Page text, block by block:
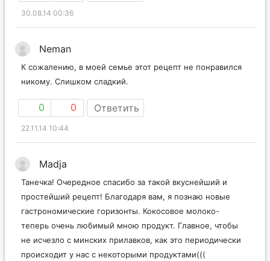
30.08.14 00:36
Neman
К сожалению, в моей семье этот рецепт не понравился
никому. Слишком сладкий.
0 0 Ответить
22.11.14 10:44
Madja
Танечка! Очередное спасибо за такой вкуснейший и
простейший рецепт! Благодаря вам, я познаю новые
гастрономические горизонты. Кокосовое молоко-
теперь очень любимый мною продукт. Главное, чтобы
не исчезло с минских прилавков, как это периодически
происходит у нас с некоторыми продуктами(((